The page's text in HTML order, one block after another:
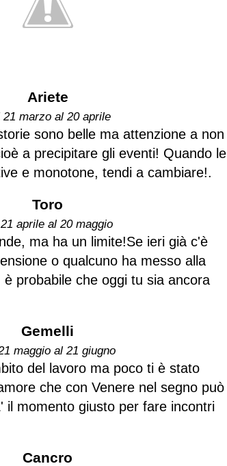
Ariete
21 marzo al 20 aprile
sono belle ma attenzione a non
a precipitare gli eventi! Quando le
e monotone, tendi a cambiare!.
Toro
aprile al 20 maggio
ma ha un limite!Se ieri già c'è
o qualcuno ha messo alla
probabile che oggi tu sia ancora
Gemelli
maggio al 21 giugno
del lavoro ma poco ti è stato
che con Venere nel segno può
il momento giusto per fare incontri
Cancro